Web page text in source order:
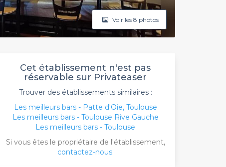
Voir les 8 photos
Cet établissement n'est pas
réservable sur Privateaser
Trouver des établissements similaires :
Les meilleurs bars - Patte d'Oie, Toulouse
Les meilleurs bars - Toulouse Rive Gauche
Les meilleurs bars - Toulouse
Si vous êtes le propriétaire de l'établissement,
contactez-nous.